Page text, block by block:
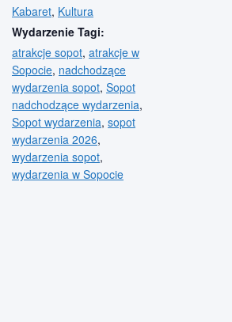
Kabaret, Kultura
Wydarzenie Tagi:
atrakcje sopot, atrakcje w
Sopocie, nadchodzące
wydarzenia sopot, Sopot
nadchodzące wydarzenia,
Sopot wydarzenia, sopot
wydarzenia 2026,
wydarzenia sopot,
wydarzenia w Sopocie